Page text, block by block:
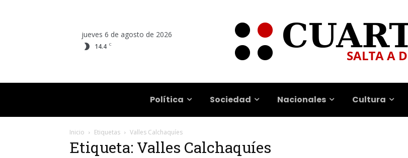
jueves 6 de agosto de 2026
14.4 C
Política Sociedad Nacionales Cultura
Inicio Etiquetas Valles Calchaquíes
Etiqueta: Valles Calchaquíes